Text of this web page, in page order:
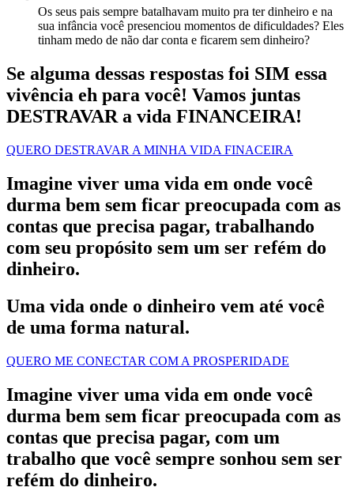
Os seus pais sempre batalhavam muito pra ter dinheiro e na
sua infância você presenciou momentos de dificuldades? Eles
tinham medo de não dar conta e ficarem sem dinheiro?
Se alguma dessas respostas foi SIM essa
vivência eh para você! Vamos juntas
DESTRAVAR a vida FINANCEIRA!
QUERO DESTRAVAR A MINHA VIDA FINACEIRA
Imagine viver uma vida em onde você
durma bem sem ficar preocupada com as
contas que precisa pagar, trabalhando
com seu propósito sem um ser refém do
dinheiro.
Uma vida onde o dinheiro vem até você
de uma forma natural.
QUERO ME CONECTAR COM A PROSPERIDADE
Imagine viver uma vida em onde você
durma bem sem ficar preocupada com as
contas que precisa pagar, com um
trabalho que você sempre sonhou sem ser
refém do dinheiro.